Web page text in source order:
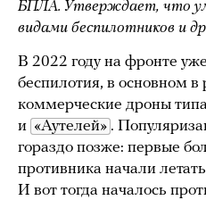
БПЛА. Утверждает, что
видами беспилотников и
В 2022 году на фронте
беспилотия, в основном
коммерческие дроны
и «Аутелей» .
гораздо позже: первые
противника начали
И вот тогда началось